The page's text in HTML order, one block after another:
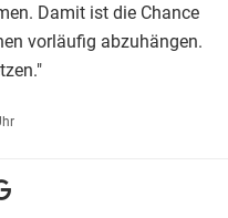
Damit ist die Chance
vorläufig abzuhängen.